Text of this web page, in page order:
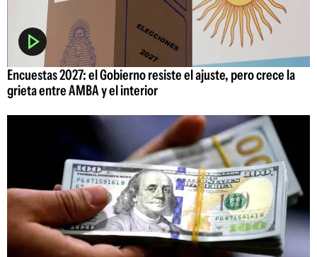
Encuestas 2027: el Gobierno resiste el ajuste, pero crece la
grieta entre AMBA y el interior